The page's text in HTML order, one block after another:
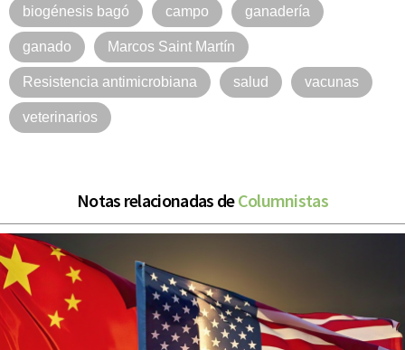
biogénesis bagó campo ganadería
ganado Marcos Saint Martín
Resistencia antimicrobiana salud vacunas
veterinarios
Notas relacionadas deColumnistas